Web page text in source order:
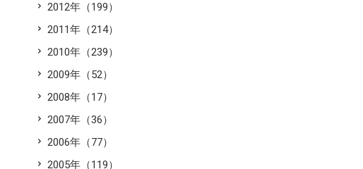
2012年（199）
2011年（214）
2010年（239）
2009年（52）
2008年（17）
2007年（36）
2006年（77）
2005年（119）